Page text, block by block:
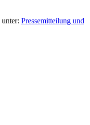
Pressemitteilung und